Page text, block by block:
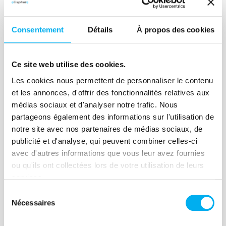
Consentement Détails À propos des cookies
Ce site web utilise des cookies.
Les cookies nous permettent de personnaliser le contenu
et les annonces, d'offrir des fonctionnalités relatives aux
médias sociaux et d'analyser notre trafic. Nous
partageons également des informations sur l'utilisation de
notre site avec nos partenaires de médias sociaux, de
publicité et d'analyse, qui peuvent combiner celles-ci
avec d'autres informations que vous leur avez fournies
ou qu'ils ont collectées lors de votre utilisation de leurs
Nécessaires
Prospection d'entreprises en
recherche de financement
Segmentation d'entreprises en fonction
du rapport entre endettement et
croissance.
Découvrir l'expérience client